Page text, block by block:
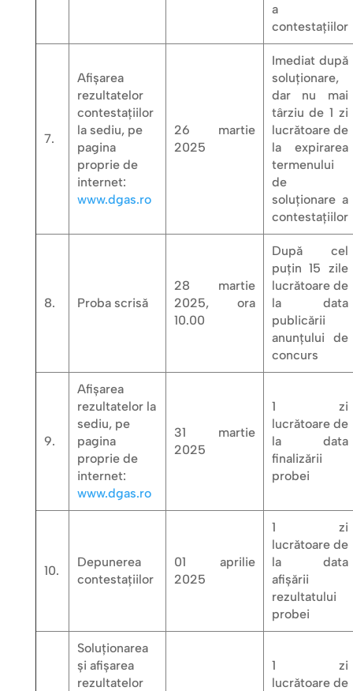
a
contestațiilor
7.
Afișarea
rezultatelor
contestațiilor
la sediu, pe
pagina
proprie de
internet:
www.dgas.ro
26 martie
2025
Imediat după
soluționare,
dar nu mai
târziu de 1 zi
lucrătoare de
la expirarea
termenului
de
soluționare a
contestațiilor
8. Proba scrisă
28 martie
2025, ora
10.00
După cel
puțin 15 zile
lucrătoare de
la data
publicării
anunțului de
concurs
9.
Afișarea
rezultatelor la
sediu, pe
pagina
proprie de
internet:
www.dgas.ro
31 martie
2025
1 zi
lucrătoare de
la data
finalizării
probei
10.
Depunerea
contestațiilor
01 aprilie
2025
1 zi
lucrătoare de
la data
afișării
rezultatului
probei
Soluționarea
și afișarea
rezultatelor
1 zi
lucrătoare de